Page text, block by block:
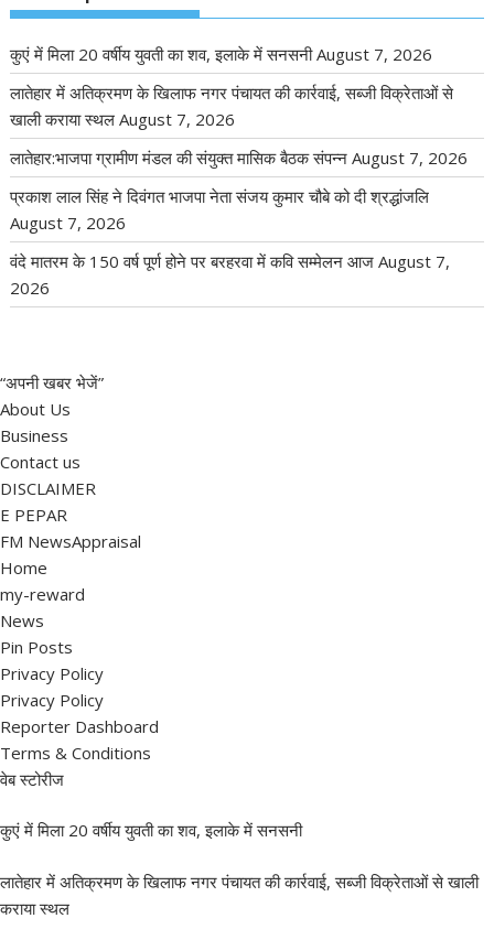
कुएं में मिला 20 वर्षीय युवती का शव, इलाके में सनसनी August 7, 2026
लातेहार में अतिक्रमण के खिलाफ नगर पंचायत की कार्रवाई, सब्जी विक्रेताओं से
खाली कराया स्थल August 7, 2026
लातेहार:भाजपा ग्रामीण मंडल की संयुक्त मासिक बैठक संपन्न August 7, 2026
प्रकाश लाल सिंह ने दिवंगत भाजपा नेता संजय कुमार चौबे को दी श्रद्धांजलि
August 7, 2026
वंदे मातरम के 150 वर्ष पूर्ण होने पर बरहरवा में कवि सम्मेलन आज August 7,
2026
“अपनी खबर भेजें”
About Us
Business
Contact us
DISCLAIMER
E PEPAR
FM NewsAppraisal
Home
my-reward
News
Pin Posts
Privacy Policy
Privacy Policy
Reporter Dashboard
Terms & Conditions
वेब स्टोरीज
कुएं में मिला 20 वर्षीय युवती का शव, इलाके में सनसनी
लातेहार में अतिक्रमण के खिलाफ नगर पंचायत की कार्रवाई, सब्जी विक्रेताओं से खाली
कराया स्थल